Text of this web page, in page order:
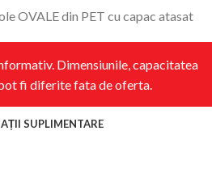
OVALE din PET cu capac atasat
Dimensiunile, capacitatea
fi diferite fata de oferta.
SUPLIMENTARE